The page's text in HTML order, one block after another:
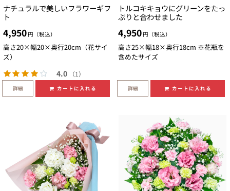
ナチュラルで美しいフラワーギフ
ト
4,950 円（税込）
高さ20×幅20×奥行20cm（花サイ
ズ）
4.0 （1）
詳細 カートに入れる
トルコキキョウにグリーンをたっ
ぷりと合わせました
4,950 円（税込）
高さ25×幅18×奥行18cm ※花瓶を
含めたサイズ
詳細 カートに入れる